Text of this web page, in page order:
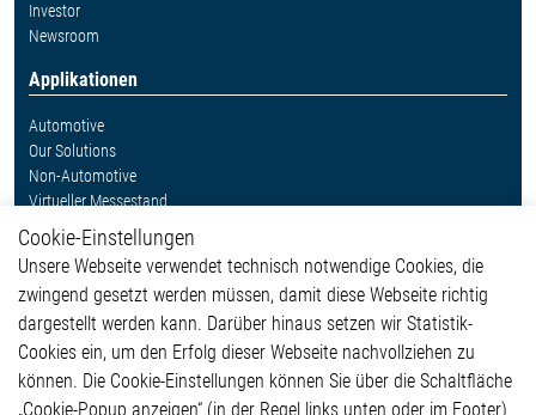
Investor
Newsroom
Applikationen
Automotive
Our Solutions
Non-Automotive
Virtueller Messestand
Weitere Links
Glossar
Kontakt
Hinweisgeberschutzsystem
Impressum
Cookie-Einstellungen
Unsere Webseite verwendet technisch notwendige Cookies, die
zwingend gesetzt werden müssen, damit diese Webseite richtig
dargestellt werden kann. Darüber hinaus setzen wir Statistik-
Cookies ein, um den Erfolg dieser Webseite nachvollziehen zu
können. Die Cookie-Einstellungen können Sie über die Schaltfläche
„Cookie-Popup anzeigen“ (in der Regel links unten oder im Footer)